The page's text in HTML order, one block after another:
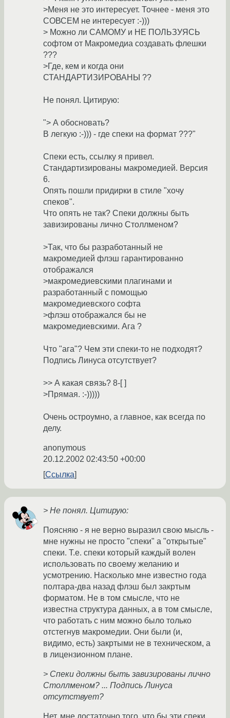
>Меня не это интересует. Точнее - меня это
СОВСЕМ не интересует :-)))
> Можно ли САМОМУ и НЕ ПОЛЬЗУЯСЬ
софтом от Макромедиа создавать флешки
???
>Где, кем и когда они
СТАНДАРТИЗИРОВАНЫ ??
Не понял. Цитирую:
"> А обосновать?
В легкую :-))) - где спеки на формат ???"
Спеки есть, ссылку я привел.
Стандартизированы макромедией. Версия
6.
Опять пошли придирки в стиле "хочу
спеков".
Что опять не так? Спеки должны быть
завизированы лично Столлменом?
>Так, что бы разработанный не
макромедией флэш гарантированно
отображался
>макромедиевскими плагинами и
разработанный с помощью
макромедиевского софта
>флэш отображался бы не
макромедиевскими. Ага ?
Что "ага"? Чем эти спеки-то не подходят?
Подпись Линуса отсутствует?
>> А какая связь? 8-[ ]
>Прямая. :-)))))
Очень остроумно, а главное, как всегда по
делу.
anonymous
20.12.2002 02:43:50 +00:00
Ссылка
> Не понял. Цитирую:
Поясняю - я не верно выразил свою мысль -
мне нужны не просто "спеки" а "открытые"
спеки. Т.е. спеки который каждый волен
использовать по своему желанию и
усмотрению. Насколько мне известно года
полтара-два назад флэш был закртым
форматом. Не в том смысле, что не
известна структура данных, а в том смысле,
что работать с ним можно было только
отстегнув макромедии. Они были (и,
видимо, есть) закртыми не в техническом, а
в лицензионном плане.
> Спеки должны быть завизированы лично
Столлменом? ... Подпись Линуса
отсутствует?